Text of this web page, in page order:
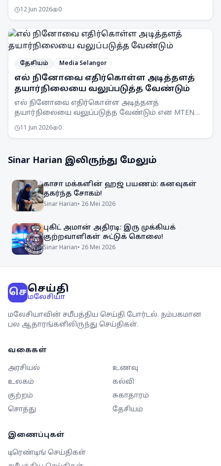
எச்சரிக்கை விடுத்துள்ளது.
12 Jun 2026 0
தேசியம் Media Selangor
எல் நினோவை எதிர்கொள்ள அடித்தளத்
தயார்நிலையை வலுப்படுத்த வேண்டும்
எல் நினோவை எதிர்கொள்ள அடித்தளத்
தயார்நிலையை வலுப்படுத்த வேண்டும் என MTEN
விழிப்புணர்வு அதிகரிக்கப்படும்.
11 Jun 2026 0
Sinar Harian இலிருந்து மேலும்
காசா மக்களின் ஹஜ் பயணம்: கனவுகள்
தகர்ந்த சோகம்!
Sinar Harian• 26 Mei 2026
புகிட் அமான் அதிரடி: இரு முக்கியக்
குற்றவாளிகள் சுட்டுக் கொலை!
Sinar Harian• 26 Mei 2026
செசெய்தி
மலேசியா
மலேசியாவின் சமீபத்திய செய்தி போர்டல். நம்பகமான
பல ஆதாரங்களிலிருந்து செய்திகள்.
வகைகள்
அரசியல்
உணவு
உலகம்
கல்வி
குற்றம்
சுகாதாரம்
சொத்து
தேசியம்
இணைப்புகள்
டிரெண்டிங் செய்திகள்